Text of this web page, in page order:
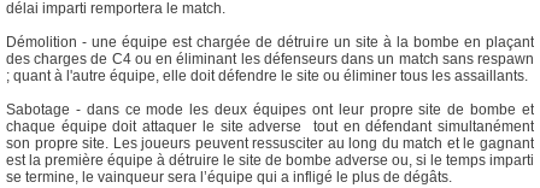
délai imparti remportera le match.
Démolition - une équipe est chargée de détruire un site à la bombe en plaçant
des charges de C4 ou en éliminant les défenseurs dans un match sans respawn
; quant à l'autre équipe, elle doit défendre le site ou éliminer tous les assaillants.
Sabotage - dans ce mode les deux équipes ont leur propre site de bombe et
chaque équipe doit attaquer le site adverse tout en défendant simultanément
son propre site. Les joueurs peuvent ressusciter au long du match et le gagnant
est la première équipe à détruire le site de bombe adverse ou, si le temps imparti
se termine, le vainqueur sera l’équipe qui a infligé le plus de dégâts.